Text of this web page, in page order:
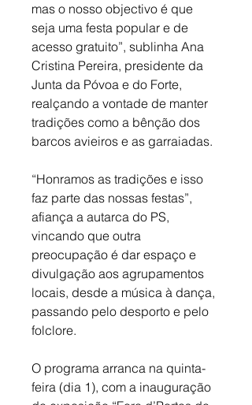
mas o nosso objectivo é que
seja uma festa popular e de
acesso gratuito”, sublinha Ana
Cristina Pereira, presidente da
Junta da Póvoa e do Forte,
realçando a vontade de manter
tradições como a bênção dos
barcos avieiros e as garraiadas.
“Honramos as tradições e isso
faz parte das nossas festas”,
afiança a autarca do PS,
vincando que outra
preocupação é dar espaço e
divulgação aos agrupamentos
locais, desde a música à dança,
passando pelo desporto e pelo
folclore.
O programa arranca na quinta-
feira (dia 1), com a inauguração